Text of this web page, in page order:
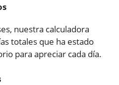
nuestra calculadora
totales que ha estado
para apreciar cada día.